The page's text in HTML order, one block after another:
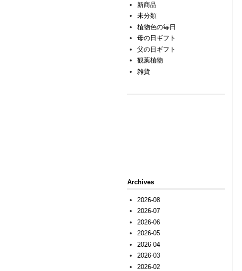
新商品
未分類
植物色の毎日
母の日ギフト
父の日ギフト
観葉植物
雑貨
Archives
2026-08
2026-07
2026-06
2026-05
2026-04
2026-03
2026-02